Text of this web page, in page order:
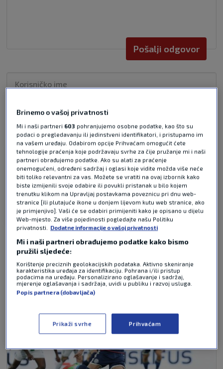
Pošalji odgovor
Pošalji
prije 3 mjeseci
Valter60
Nečemo biti oslabljeni ako ode !
Odgovor
NAJČITANIJE VIJESTI - NOGOMET
Brinemo o vašoj privatnosti
Mi i naši partneri 603 pohranjujemo osobne podatke, kao što su
podaci o pregledavanju ili jedinstveni identifikatori, i pristupamo im
na vašem uređaju. Odabirom opcije Prihvaćam omogućit ćete
tehnologije praćenja koje podržavaju svrhe za čije pružanje mi i naši
partneri obrađujemo podatke. Ako su alati za praćenje
onemogućeni, određeni sadržaj i oglasi koje vidite možda više neće
biti toliko relevantni za vas. Možete se vratiti na ovaj izbornik kako
biste izmijenili svoje odabire ili povukli pristanak u bilo kojem
trenutku klikom na Upravljaj postavkama poveznicu pri dnu web-
stranice [ili plutajuće ikone u donjem lijevom kutu web stranice, ako
je primjenjivo]. Vaši će se odabiri primijeniti kako je opisano u dijelu
Web-mjesto. Za više pojedinosti pogledajte našu Politiku
privatnosti. Dodatne informacije o vašoj privatnosti
Mi i naši partneri obrađujemo podatke kako bismo
pružili sljedeće:
Korištenje preciznih geolokacijskih podataka. Aktivno skeniranje
karakteristika uređaja za identifikaciju. Pohrana i/ili pristup
podacima na uređaju. Personalizirano oglašavanje i sadržaj,
mjerenje oglašavanja i sadržaja, uvidi u publiku i razvoj usluga.
Popis partnera (dobavljača)
Prikaži svrhe Prihvaćam